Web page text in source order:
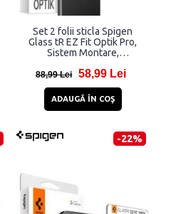
Set 2 folii sticla Spigen
Glass tR EZ Fit Optik Pro,
Sistem Montare,
10 Pro, Transparent
88,99 Lei 58,99 Lei
ADAUGĂ ÎN COŞ
-22%